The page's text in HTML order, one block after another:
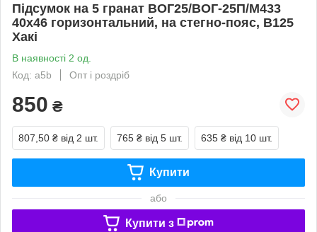
Підсумок на 5 гранат ВОГ25/ВОГ-25П/М433
40х46 горизонтальний, на стегно-пояс, В125
Хакі
В наявності 2 од.
Код: a5b
Опт і роздріб
850 ₴
807,50 ₴ від 2 шт. 765 ₴ від 5 шт. 635 ₴ від 10 шт.
Купити
або
Купити з